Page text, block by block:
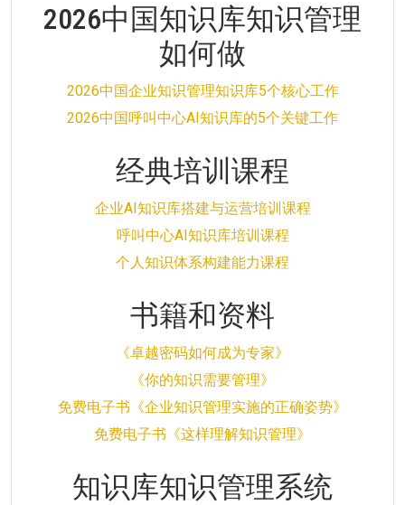
2026中国知识库知识管理
如何做
2026中国企业知识管理知识库5个核心工作
2026中国呼叫中心AI知识库的5个关键工作
经典培训课程
企业AI知识库搭建与运营培训课程
呼叫中心AI知识库培训课程
个人知识体系构建能力课程
书籍和资料
《卓越密码如何成为专家》
《你的知识需要管理》
免费电子书《企业知识管理实施的正确姿势》
免费电子书《这样理解知识管理》
知识库知识管理系统